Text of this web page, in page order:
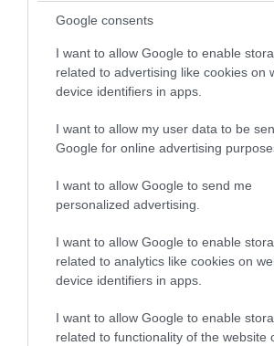
Google consents
I want to allow Google to enable
related to advertising like cookies on
device identifiers in apps.
I want to allow my user data to be
Google for online advertising
I want to allow Google to send me
personalized advertising.
I want to allow Google to enable
related to analytics like cookies on
device identifiers in apps.
I want to allow Google to enable
related to functionality of the website
στα Στενά του Ορμούζ:
του το πλήρωμα
06.08.2026 | 06:40
PRONEWS.GR /ΔΙΕΘΝΗΣ ΑΣΦΑΛΕΙΑ